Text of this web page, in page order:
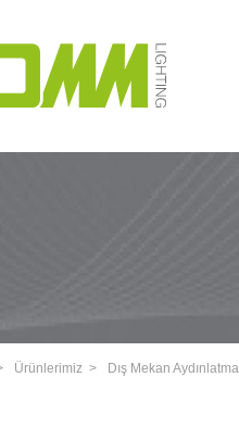
Ürünlerimiz Dış Mekan Aydınlatma